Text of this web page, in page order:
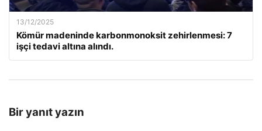
13/12/2025
Kömür madeninde karbonmonoksit zehirlenmesi: 7
işçi tedavi altına alındı.
Bir yanıt yazın